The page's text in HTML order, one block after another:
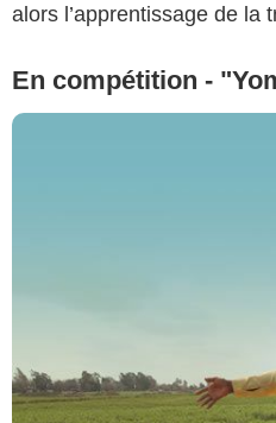
alors l’apprentissage de la
En compétition -